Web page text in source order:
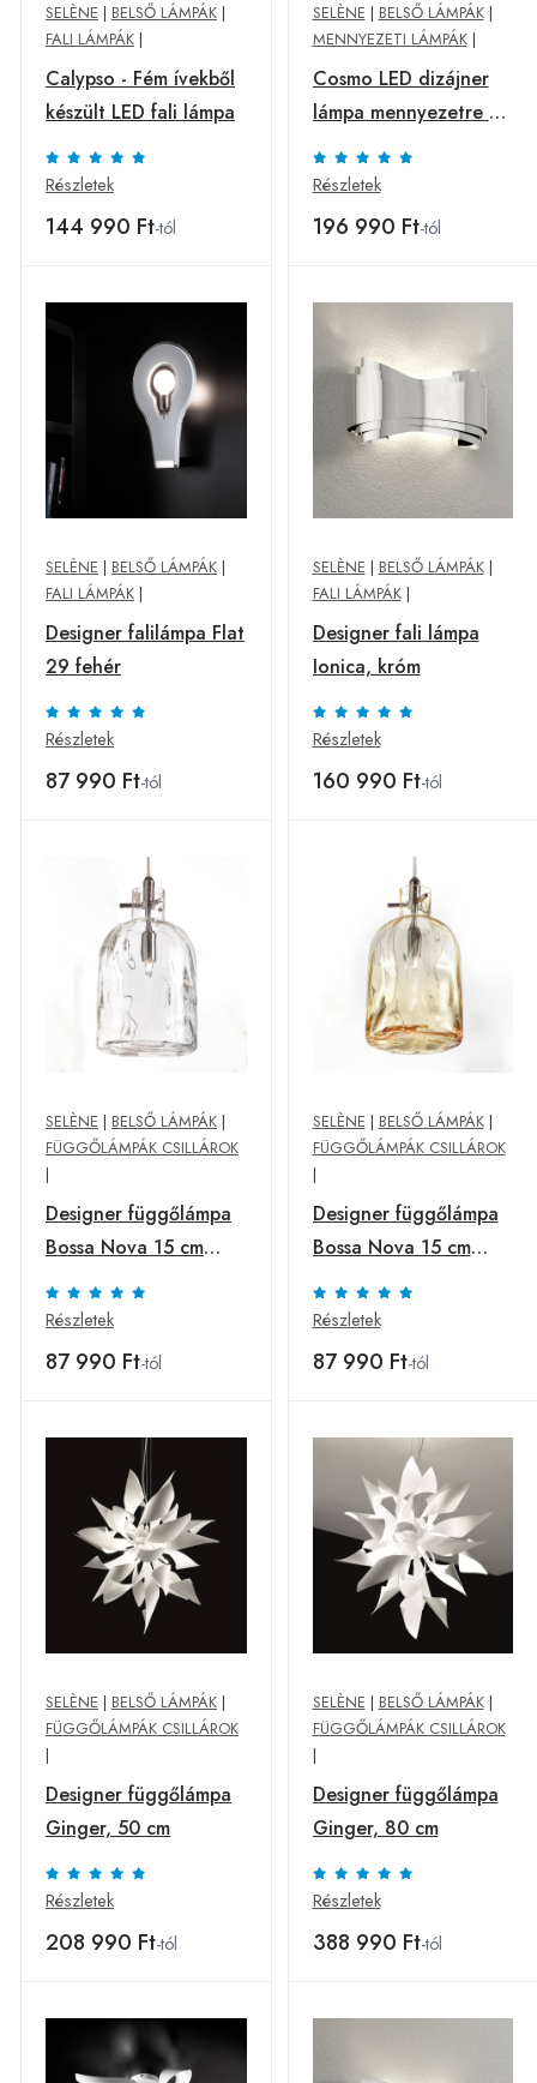
SELÈNE | BELSŐ LÁMPÁK |
FALI LÁMPÁK |
Calypso - Fém ívekből
készült LED fali lámpa
Részletek
144 990 Ft-tól
SELÈNE | BELSŐ LÁMPÁK|
MENNYEZETI LÁMPÁK|
Cosmo LED dizájner
lámpa mennyezetre és
falra
Részletek
196 990 Ft-tól
SELÈNE | BELSŐ LÁMPÁK |
FALI LÁMPÁK |
Designer falilámpa Flat
29 fehér
Részletek
87 990 Ft-tól
SELÈNE | BELSŐ LÁMPÁK|
FALI LÁMPÁK|
Designer fali lámpa
Ionica, króm
Részletek
160 990 Ft-tól
SELÈNE | BELSŐ LÁMPÁK |
FÜGGŐLÁMPÁK CSILLÁROK
|
Designer függőlámpa
Bossa Nova 15 cm
átlátszó
Részletek
87 990 Ft-tól
SELÈNE | BELSŐ LÁMPÁK|
FÜGGŐLÁMPÁK CSILLÁROK
|
Designer függőlámpa
Bossa Nova 15 cm
borostyán színben
Részletek
87 990 Ft-tól
SELÈNE | BELSŐ LÁMPÁK |
FÜGGŐLÁMPÁK CSILLÁROK
|
Designer függőlámpa
Ginger, 50 cm
Részletek
208 990 Ft-tól
SELÈNE | BELSŐ LÁMPÁK|
FÜGGŐLÁMPÁK CSILLÁROK
|
Designer függőlámpa
Ginger, 80 cm
Részletek
388 990 Ft-tól